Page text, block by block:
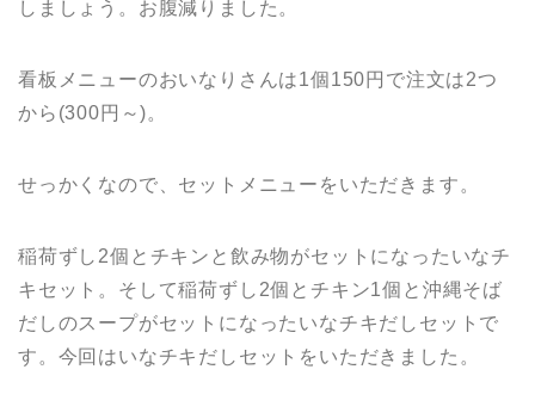
しましょう。お腹減りました。
看板メニューのおいなりさんは1個150円で注文は2つ
から(300円～)。
せっかくなので、セットメニューをいただきます。
稲荷ずし2個とチキンと飲み物がセットになったいなチ
キセット。そして稲荷ずし2個とチキン1個と沖縄そば
だしのスープがセットになったいなチキだしセットで
す。今回はいなチキだしセットをいただきました。